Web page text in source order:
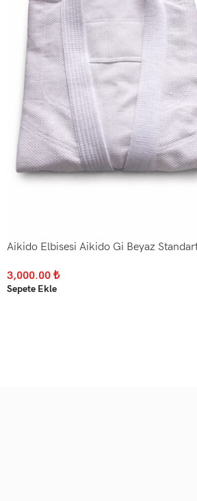
Aikido Elbisesi Aikido Gi Beyaz
3,000.00 ₺
Sepete Ekle